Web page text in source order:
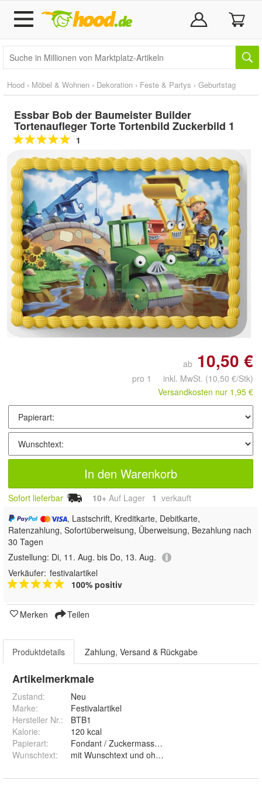
Hood › Möbel & Wohnen › Dekoration › Feste & Partys › Geburtstag
Essbar Bob der Baumeister Builder
Tortenaufleger Torte Tortenbild Zuckerbild 1
1
Doppelt antippen zum
vergrößern
ab 10,50 €
pro 1 inkl. MwSt. (10,50 €/Stk)
Versandkosten nur 1,95 €
In den Warenkorb
Sofort lieferbar 10+ Auf Lager 1 verkauft
, Lastschrift, Kreditkarte, Debitkarte,
Ratenzahlung, Sofortüberweisung, Überweisung, Bezahlung nach
30 Tagen
Zustellung: Di, 11. Aug. bis Do, 13. Aug.
Verkäufer: festivalartikel
100% positiv
Merken Teilen
Produktdetails Zahlung, Versand & Rückgabe
Artikelmerkmale
Zustand:
Neu
Marke:
Festivalartikel
Hersteller Nr.:
BTB1
Kalorie:
120 kcal
Papierart:
Wunschtext: mit Wunschtext und ohne Wunschtext